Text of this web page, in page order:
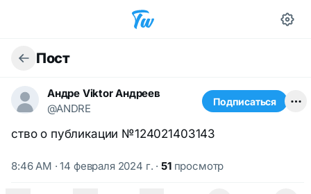
Пост
Андре Viktor Андреев
@ANDRE
Подписаться
ство о публикации №124021403143
8:46 AM · 14 февраля 2024 г. ·51просмотр